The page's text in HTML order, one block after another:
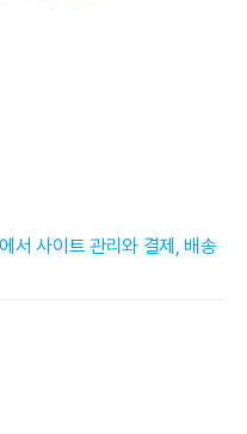
서 사이트 관리와 결제, 배송